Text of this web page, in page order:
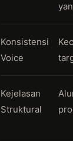
Konsistensi
Voice
Kejelasan
Struktural